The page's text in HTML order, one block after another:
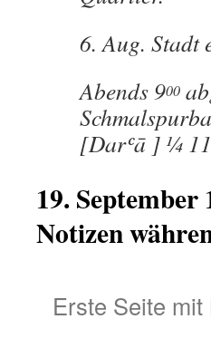
6. Aug. Stadt
Abends 900
[Darʿā ] ¼ 11
19.
Notizen
Erste Seite